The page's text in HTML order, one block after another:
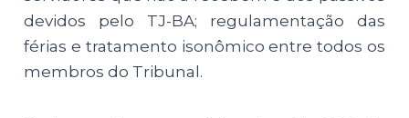
devidos pelo TJ-BA; regulamentação das
férias e tratamento isonômico entre todos os
membros do Tribunal.